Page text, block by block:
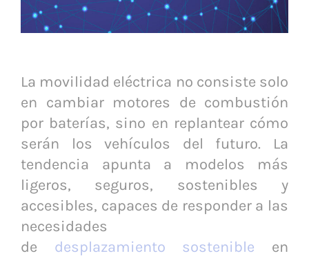
La movilidad eléctrica no consiste solo
en cambiar motores de combustión
por baterías, sino en replantear cómo
serán los vehículos del futuro. La
tendencia apunta a modelos más
ligeros, seguros, sostenibles y
accesibles, capaces de responder a las
necesidades
de desplazamiento sostenible en